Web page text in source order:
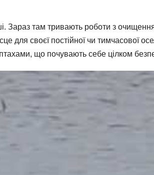
Зараз там тривають роботи з
для своєї постійної чи тимчасової
що почувають себе цілком